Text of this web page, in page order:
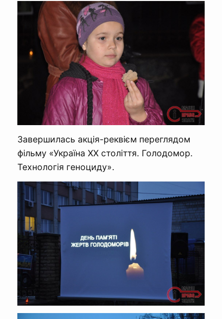
Завершилась акція-реквієм переглядом
фільму «Україна ХХ століття. Голодомор.
Технологія геноциду».